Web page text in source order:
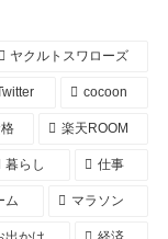
ヤクルトスワローズ
cocoon
楽天ROOM
暮らし 仕事
ム マラソン